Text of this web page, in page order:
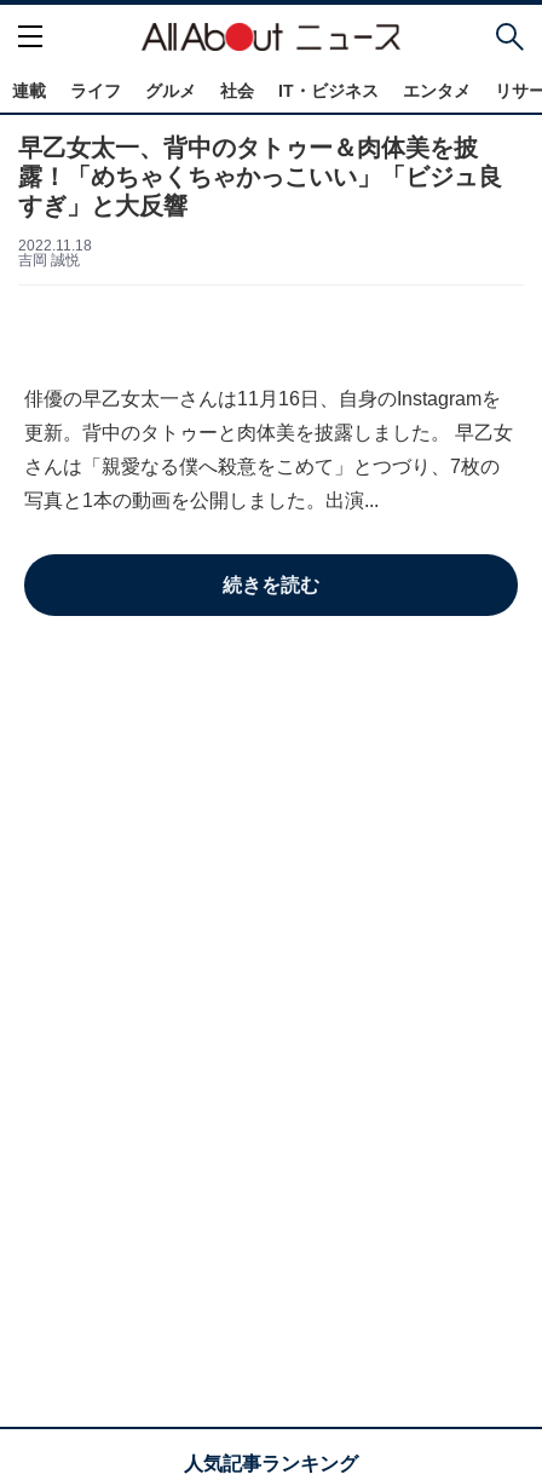
連載 ライフ グルメ 社会 IT・ビジネス エンタメ リサ
早乙女太一、背中のタトゥー＆肉体美を披
露！「めちゃくちゃかっこいい」「ビジュ良
すぎ」と大反響
2022.11.18
吉岡 誠悦
俳優の早乙女太一さんは11月16日、自身のInstagramを
更新。背中のタトゥーと肉体美を披露しました。 早乙女
さんは「親愛なる僕へ殺意をこめて」とつづり、7枚の
写真と1本の動画を公開しました。出演...
続きを読む